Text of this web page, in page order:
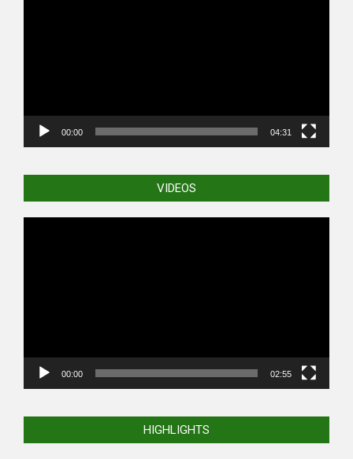
00:00 04:31
VIDEOS
00:00 02:55
HIGHLIGHTS